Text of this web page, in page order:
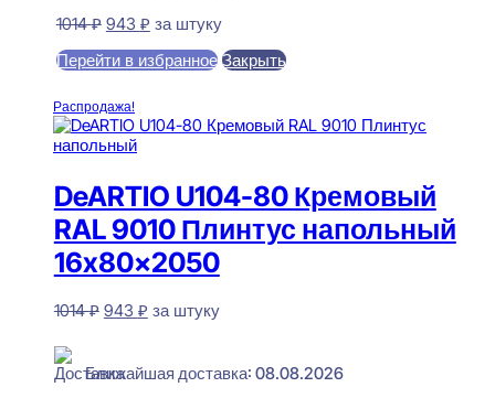
1014₽ Первоначальная
составляла
943 ₽Текущая
943 ₽.
за штуку
Перейти в избранное Закрыть
Распродажа!
DeARTIO U104-80 Кремовый
RAL 9010 Плинтус напольный
16x80x2050
1014₽ Первоначальная
1014 ₽.
943 ₽Текущая
за штуку
Ближайшая доставка: 08.08.2026